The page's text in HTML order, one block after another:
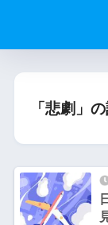
「悲劇」